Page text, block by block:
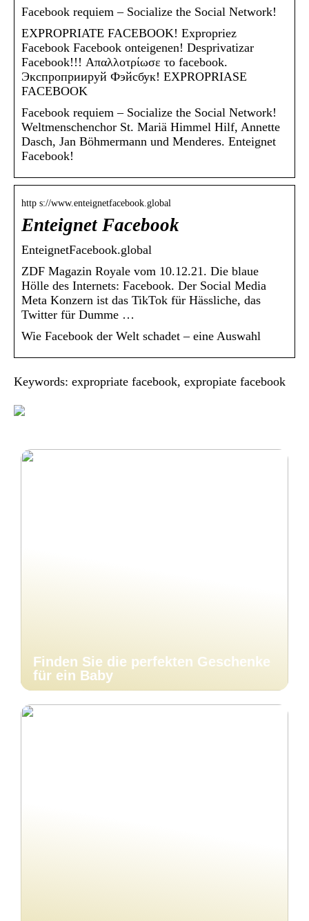
Facebook requiem – Socialize the Social Network!
EXPROPRIATE FACEBOOK! Expropriez
Facebook Facebook onteigenen! Desprivatizar
Facebook!!! Απαλλοτρίωσε το facebook.
Экспроприируй Фэйсбук! EXPROPRIASE
FACEBOOK
Facebook requiem – Socialize the Social Network!
Weltmenschenchor St. Mariä Himmel Hilf, Annette
Dasch, Jan Böhmermann und Menderes. Enteignet
Facebook!
http s://www.enteignetfacebook.global
Enteignet Facebook
EnteignetFacebook.global
ZDF Magazin Royale vom 10.12.21. Die blaue
Hölle des Internets: Facebook. Der Social Media
Meta Konzern ist das TikTok für Hässliche, das
Twitter für Dumme …
Wie Facebook der Welt schadet – eine Auswahl
Keywords: expropriate facebook, expropiate facebook
Finden Sie die perfekten Geschenke
für ein Baby